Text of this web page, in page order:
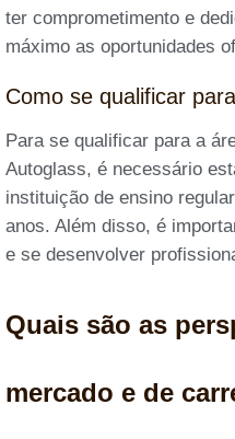
ter comprometimento e
máximo as oportunidades
Como se qualificar
Para se qualificar para a
Autoglass, é necessário
instituição de ensino
anos. Além disso, é
e se desenvolver
Quais são as
mercado e de